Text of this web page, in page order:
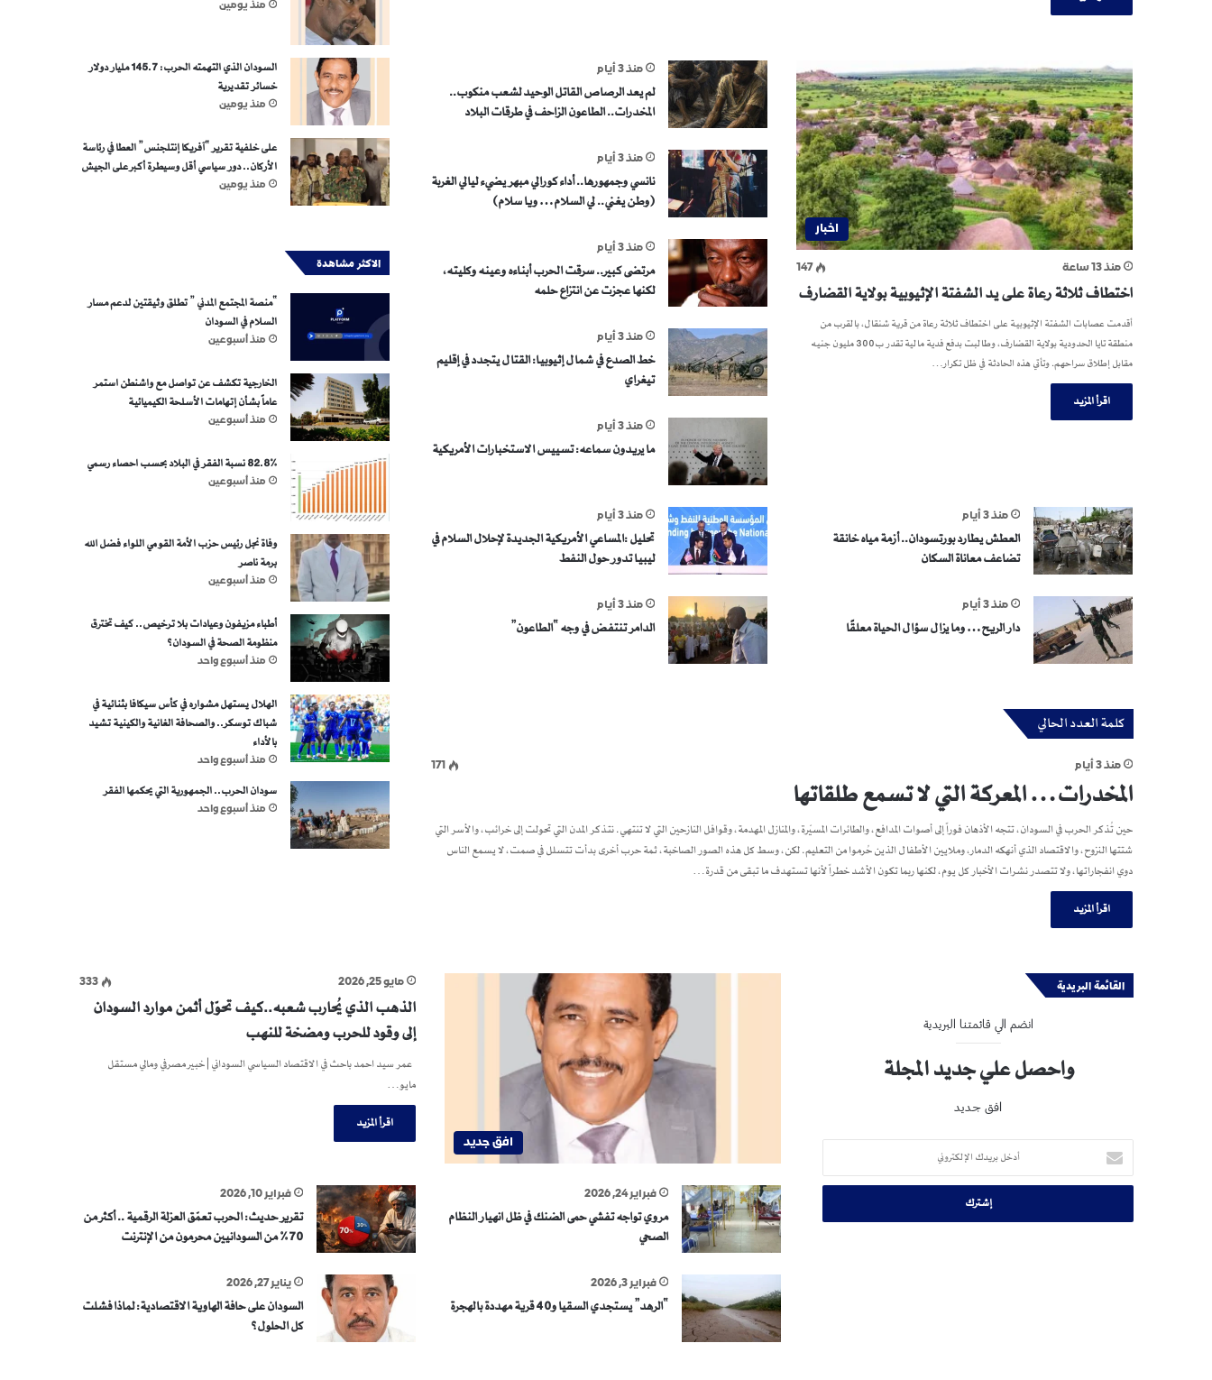
اخبار
منذ 13 ساعة 147
اختطاف ثلاثة رعاة على يد الشفتة الإثيوبية بولاية القضارف
أقدمت عصابات الشفتة الإثيوبية على اختطاف ثلاثة رعاة من قرية شنقال، بالقرب من
منطقة تايا الحدودية بولاية القضارف، وطالبت بدفع فدية مالية تقدر ب300 مليون جنيه
مقابل إطلاق سراحهم. وتأتي هذه الحادثة في ظل تكرار…
اقرأ المزيد
منذ 3 أيام
لم يعد الرصاص القاتل الوحيد لشعب منكوب..
المخدرات.. الطاعون الزاحف في طرقات البلاد
منذ 3 أيام
نانسي وجمهورها.. أداء كورالي مبهر يضيء ليالي الغربة
(وطن يغني.. لي السلام… ويا سلام)
منذ 3 أيام
مرتضى كبير.. سرقت الحرب أبناءه وعينه وكليته،
لكنها عجزت عن انتزاع حلمه
منذ 3 أيام
خط الصدع في شمال إثيوبيا: القتال يتجدد في إقليم
تيغراي
منذ 3 أيام
ما يريدون سماعه: تسييس الاستخبارات الأمريكية
منذ 3 أيام
العطش يطارد بورتسودان.. أزمة مياه خانقة
تضاعف معاناة السكان
منذ 3 أيام
تحليل :المساعي الأمريكية الجديدة لإحلال السلام في
ليبيا تدور حول النفط
منذ 3 أيام
دار الريح… وما يزال سؤال الحياة معلقًا
منذ 3 أيام
الدامر تنتفض في وجه “الطاعون”
كلمة العدد الحالي
منذ 3 أيام 171
المخدرات… المعركة التي لا تسمع طلقاتها
حين تُذكر الحرب في السودان، تتجه الأذهان فوراً إلى أصوات المدافع، والطائرات المسيّرة، والمنازل المهدمة، وقوافل النازحين التي لا تنتهي. نتذكر المدن التي تحولت إلى خرائب، والأسر التي
شتتها النزوح، والاقتصاد الذي أنهكه الدمار، وملايين الأطفال الذين حُرموا من التعليم. لكن، وسط كل هذه الصور الصاخبة، ثمة حرب أخرى بدأت تتسلل في صمت، لا يسمع الناس
دوي انفجاراتها، ولا تتصدر نشرات الأخبار كل يوم، لكنها ربما تكون الأشد خطراً لأنها تستهدف ما تبقى من قدرة…
اقرأ المزيد
منذ يومين
السودان الذي التهمته الحرب: 145.7 مليار دولار
خسائر تقديرية
منذ يومين
على خلفية تقرير “آفريكا إنتلجنس” العطا في رئاسة
الأركان.. دور سياسي أقل وسيطرة أكبر على الجيش
منذ يومين
الاكثر مشاهدة
“منصة المجتمع المدني ” تطلق وثيقتين لدعم مسار
السلام في السودان
منذ أسبوعين
الخارجية تكشف عن تواصل مع واشنطن استمر
عاماً بشأن إتهامات الأسلحة الكيميائية
منذ أسبوعين
82.8% نسبة الفقر في البلاد بحسب احصاء رسمي
منذ أسبوعين
وفاة نجل رئيس حزب الأمة القومي اللواء فضل الله
برمة ناصر
منذ أسبوعين
أطباء مزيفون وعيادات بلا ترخيص.. كيف تخترق
منظومة الصحة في السودان؟
منذ أسبوع واحد
الهلال يستهل مشواره في كأس سيكافا بثنائية في
شباك توسكر.. والصحافة الغانية والكينية تشيد
بالأداء
منذ أسبوع واحد
سودان الحرب.. الجمهورية التي يحكمها الفقر
منذ أسبوع واحد
افق جديد
مايو 25, 2026 333
الذهب الذي يُحارب شعبه..كيف تحوّل أثمن موارد السودان
إلى وقود للحرب ومضخة للنهب
عمر سيد احمد باحث في الاقتصاد السياسي السوداني | خبير مصرفي ومالي مستقل
مايو…
اقرأ المزيد
فبراير 24, 2026
مروي تواجه تفشي حمى الضنك في ظل انهيار النظام
الصحي
فبراير 10, 2026
تقرير حديث: الحرب تعمّق العزلة الرقمية .. أكثر من
70% من السودانيين محرمون من الإنترنت
فبراير 3, 2026
“الرهد” يستجدي السقيا و40 قرية مهددة بالهجرة
يناير 27, 2026
السودان على حافة الهاوية الاقتصادية: لماذا فشلت
كل الحلول؟
القائمة البريدية
انضم الي قائمتنا البريدية
واحصل علي جديد المجلة
افق جديد
بريدك
الإلكتروني